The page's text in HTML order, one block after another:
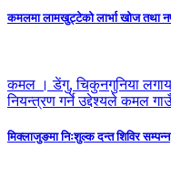
कमलमा लामखुट्टेको लार्भा खोज तथा
कमल । डेंगु, चिकुनगुनिया
नियन्त्रण गर्ने उद्देश्यले कमल
मिक्लाजुङमा निःशुल्क दन्त शिविर सम्पन्न